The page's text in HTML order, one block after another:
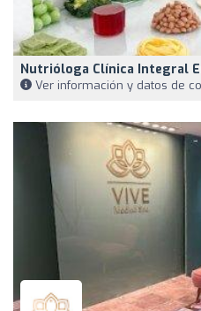
Nutrióloga Clínica Integral
Ver información y datos de